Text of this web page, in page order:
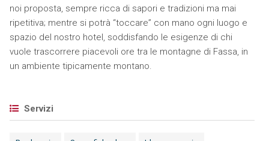
noi proposta, sempre ricca di sapori e tradizioni ma mai
ripetitiva; mentre si potrà “toccare” con mano ogni luogo e
spazio del nostro hotel, soddisfando le esigenze di chi
vuole trascorrere piacevoli ore tra le montagne di Fassa, in
un ambiente tipicamente montano.
Servizi